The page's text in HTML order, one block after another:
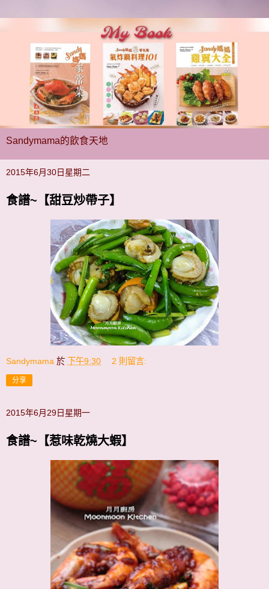
Sandymama的飲食天地
2015年6月30日星期二
食譜~【甜豆炒帶子】
Sandymama 於 下午9:30 2 則留言:
分享
2015年6月29日星期一
食譜~【惹味乾燒大蝦】